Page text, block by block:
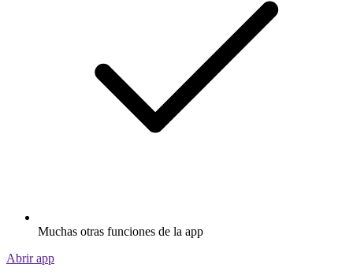
Muchas otras funciones de la app
Abrir app